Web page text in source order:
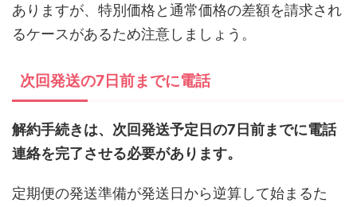
ありますが、特別価格と通常価格の差額を請求され
るケースがあるため注意しましょう。
次回発送の7日前までに電話
解約手続きは、次回発送予定日の7日前までに電話
連絡を完了させる必要があります。
定期便の発送準備が発送日から逆算して始まるた